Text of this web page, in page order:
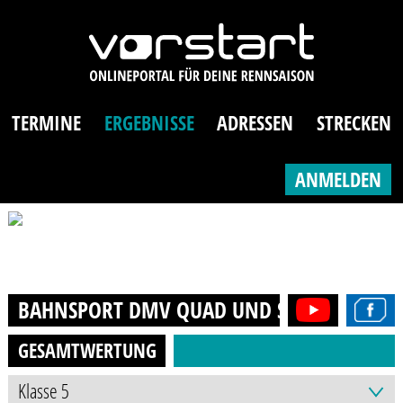
TERMINE ERGEBNISSE ADRESSEN STRECKEN
ANMELDEN
BAHNSPORT DMV QUAD UND
GESAMTWERTUNG